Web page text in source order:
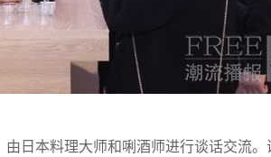
本料理大师和唎酒师进行谈话交流。